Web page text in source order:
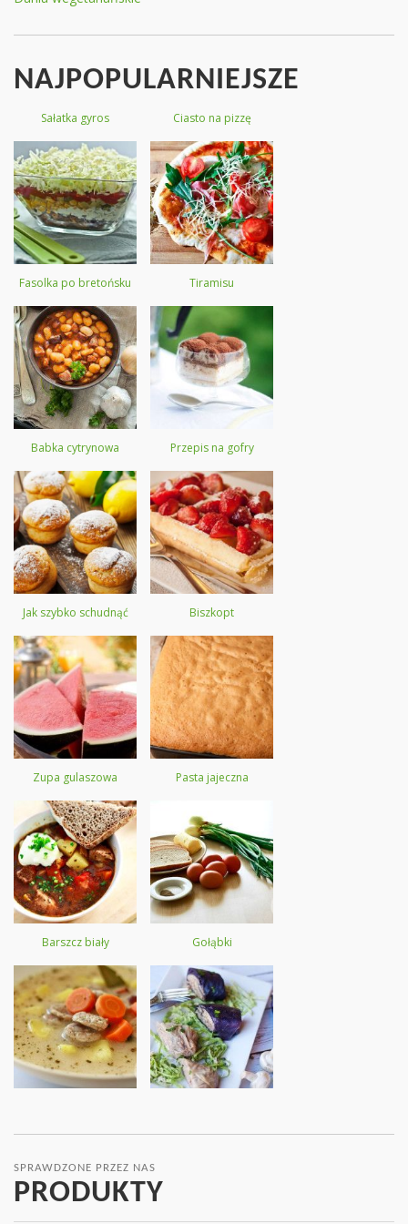
NAJPOPULARNIEJSZE
Sałatka gyros Ciasto na pizzę
Fasolka po bretońsku Tiramisu
Babka cytrynowa Przepis na gofry
Jak szybko schudnąć Biszkopt
Zupa gulaszowa Pasta jajeczna
Barszcz biały Gołąbki
SPRAWDZONE PRZEZ NAS
PRODUKTY